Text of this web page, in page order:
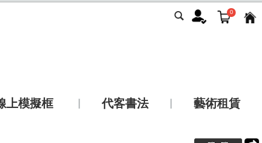
0
上模擬框 代客書法 藝術租賃